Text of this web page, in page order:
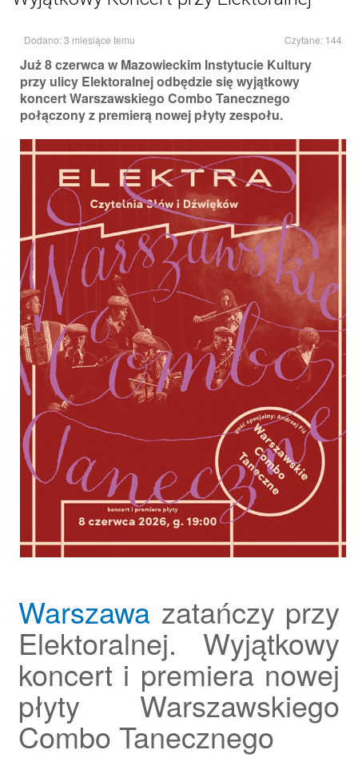
Dodano: 3 miesiące temu Czytane: 144
Już 8 czerwca w Mazowieckim Instytucie Kultury
przy ulicy Elektoralnej odbędzie się wyjątkowy
koncert Warszawskiego Combo Tanecznego
połączony z premierą nowej płyty zespołu.
Warszawa zatańczy przy
Elektoralnej. Wyjątkowy
koncert i premiera nowej
płyty Warszawskiego
Combo Tanecznego